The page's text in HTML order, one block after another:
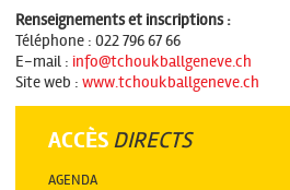
Renseignements et inscriptions :
Téléphone : 022 796 67 66
E-mail :info@tchoukballgeneve.ch
Site web :www.tchoukballgeneve.ch
ACCÈS DIRECTS
AGENDA